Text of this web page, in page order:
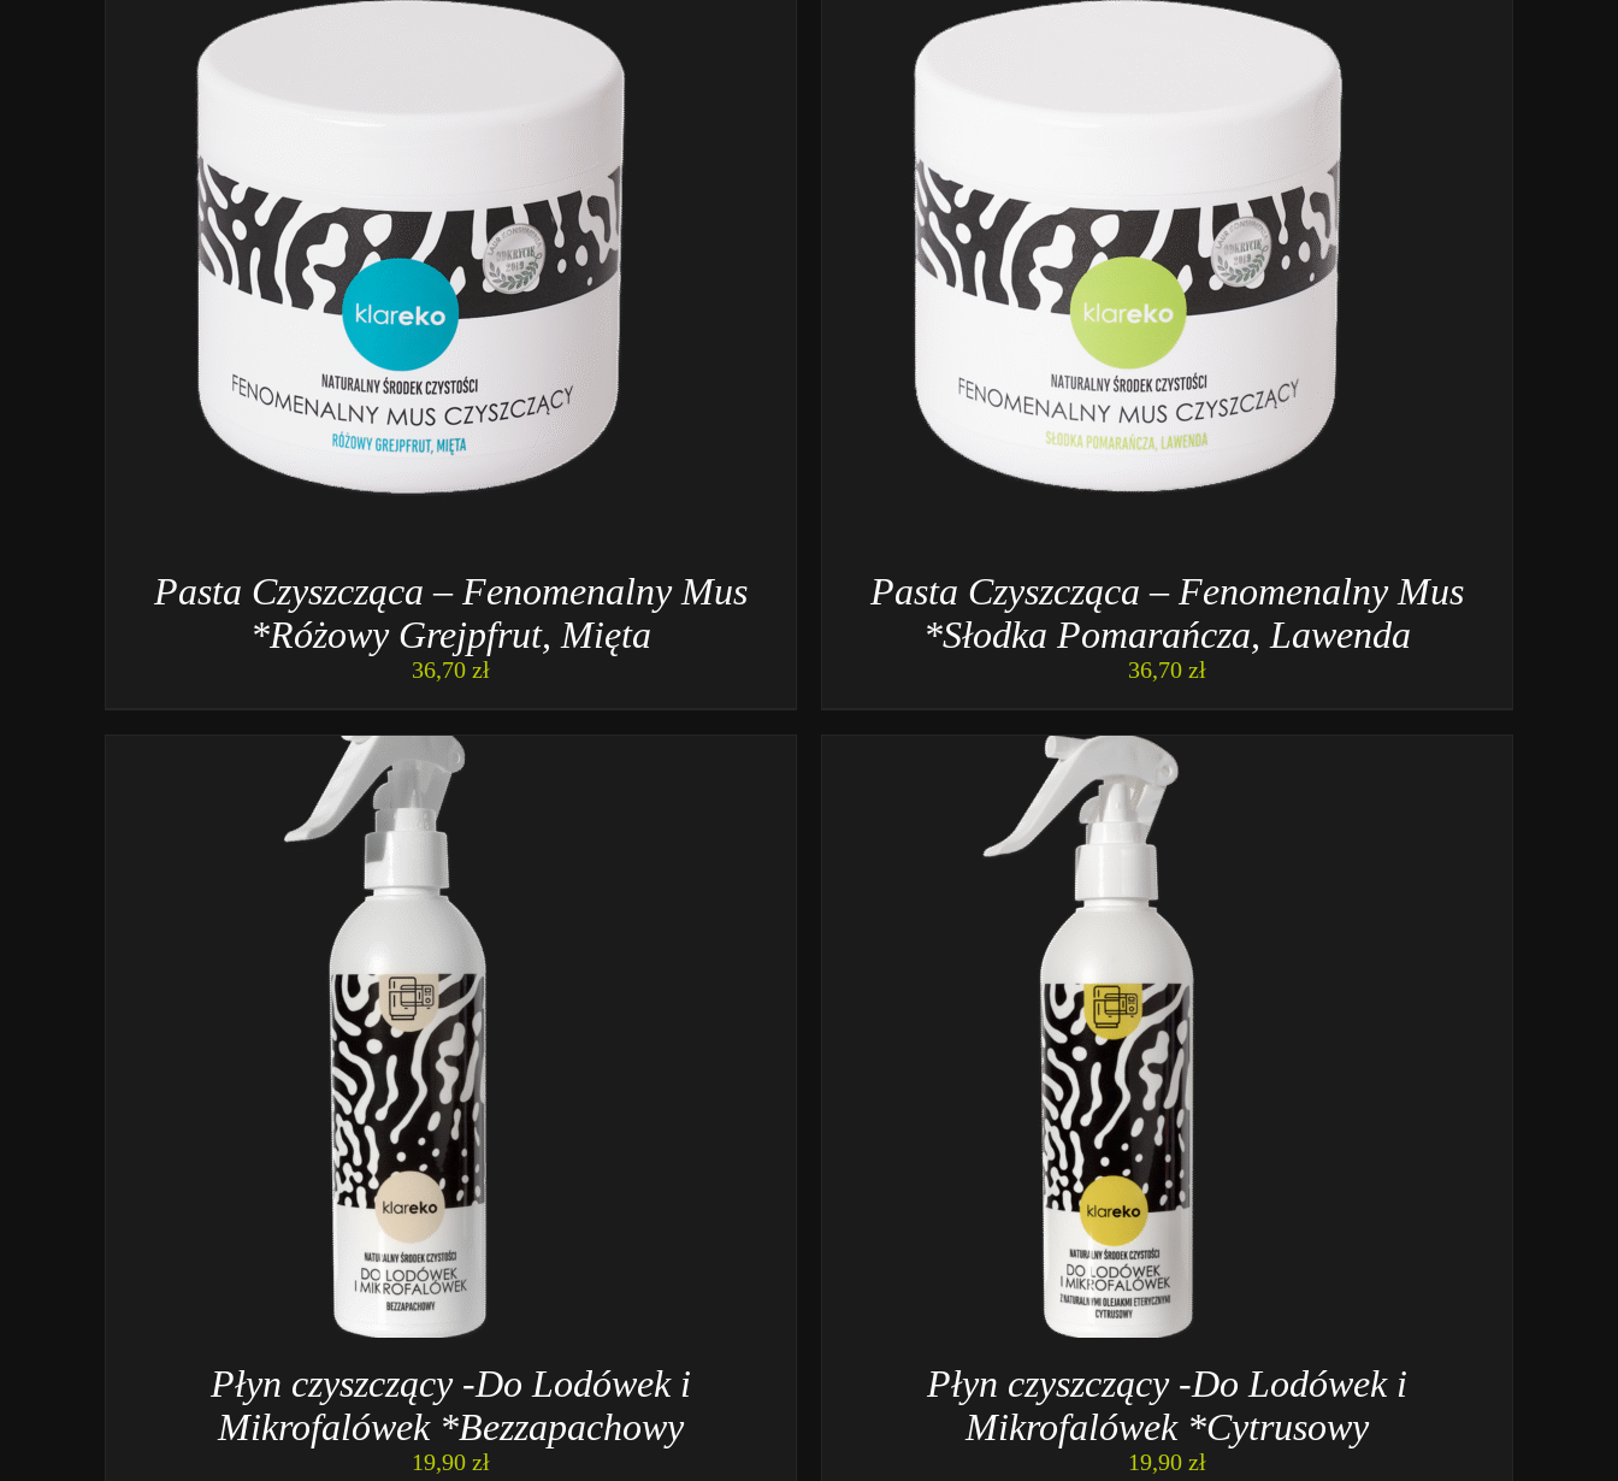
Pasta Czyszcząca – Fenomenalny Mus
*Różowy Grejpfrut, Mięta
36,70 zł
Pasta Czyszcząca – Fenomenalny Mus
*Słodka Pomarańcza, Lawenda
36,70 zł
Płyn czyszczący -Do Lodówek i
Mikrofalówek *Bezzapachowy
19,90 zł
Płyn czyszczący -Do Lodówek i
Mikrofalówek *Cytrusowy
19,90 zł